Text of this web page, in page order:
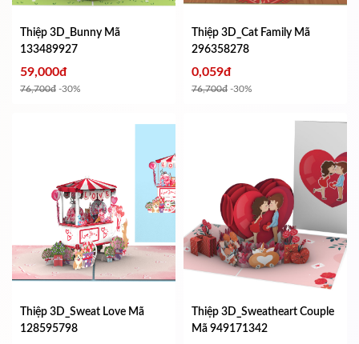
Thiệp 3D_Bunny Mã
133489927
59,000đ
76,700đ -30%
Thiệp 3D_Cat Family Mã
296358278
0,059đ
76,700đ -30%
Thiệp 3D_Sweat Love Mã
128595798
Thiệp 3D_Sweatheart Couple
Mã 949171342